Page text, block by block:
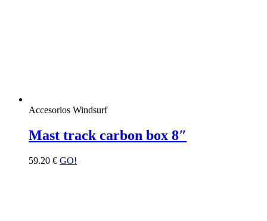
Accesorios Windsurf
Mast track carbon box 8″
59.20 € GO!